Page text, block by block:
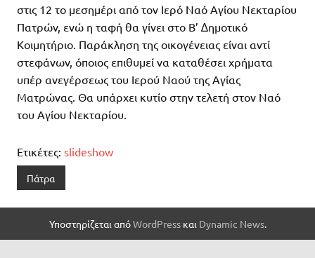
στις 12 το µεσηµέρι από τον Ιερό Ναό Αγίου Νεκταρίου
Πατρών, ενώ η ταφή θα γίνει στο Β’ ∆ηµοτικό
Κοιµητήριο. Παράκληση της οικογένειας είναι αντί
στεφάνων, όποιος επιθυµεί να καταθέσει χρήµατα
υπέρ ανεγέρσεως του Ιερού Ναού της Αγίας
Ματρώνας. Θα υπάρχει κυτίο στην τελετή στον Ναό
του Αγίου Νεκταρίου.
Ετικέτες: slideshow
Πάτρα
Υποστηρίζεται απόWordPressκαι Dynamic News.